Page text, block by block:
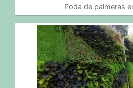
Poda de palmeras